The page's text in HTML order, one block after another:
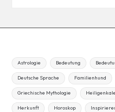
Astrologie Bedeutung
Deutsche Sprache Familienhund
Griechische Mythologie
Herkunft Horoskop